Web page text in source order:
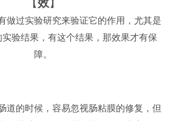
做过实验研究来验证它的作用，尤其是
验结果，有这个结果，那效果才有保
障。
道的时候，容易忽视肠粘膜的修复，但